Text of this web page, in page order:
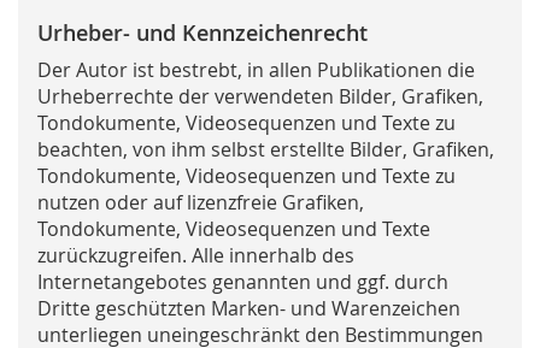
Urheber- und Kennzeichenrecht
Der Autor ist bestrebt, in allen Publikationen die
Urheberrechte der verwendeten Bilder, Grafiken,
Tondokumente, Videosequenzen und Texte zu
beachten, von ihm selbst erstellte Bilder, Grafiken,
Tondokumente, Videosequenzen und Texte zu
nutzen oder auf lizenzfreie Grafiken,
Tondokumente, Videosequenzen und Texte
zurückzugreifen. Alle innerhalb des
Internetangebotes genannten und ggf. durch
Dritte geschützten Marken- und Warenzeichen
unterliegen uneingeschränkt den Bestimmungen